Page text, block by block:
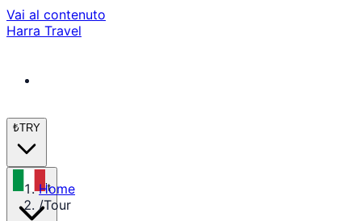
Vai al contenuto
Harra Travel
₺TRY
it
Home
/Tour